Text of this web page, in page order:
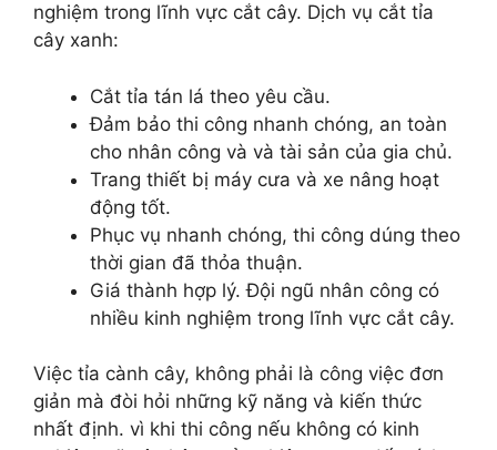
nghiệm trong lĩnh vực cắt cây. Dịch vụ cắt tỉa
cây xanh:
Cắt tỉa tán lá theo yêu cầu.
Đảm bảo thi công nhanh chóng, an toàn
cho nhân công và và tài sản của gia chủ.
Trang thiết bị máy cưa và xe nâng hoạt
động tốt.
Phục vụ nhanh chóng, thi công dúng theo
thời gian đã thỏa thuận.
Giá thành hợp lý. Đội ngũ nhân công có
nhiều kinh nghiệm trong lĩnh vực cắt cây.
Việc tỉa cành cây, không phải là công việc đơn
giản mà đòi hỏi những kỹ năng và kiến thức
nhất định. vì khi thi công nếu không có kinh